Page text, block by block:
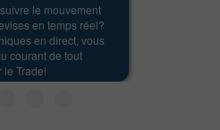
le mouvement
en temps réel?
en direct, vous
courant de tout
Trade!